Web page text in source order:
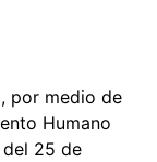
por medio de
Humano
25 de